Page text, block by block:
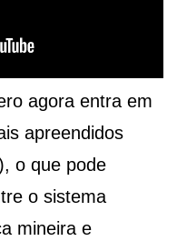
agora entra em
apreendidos
o que pode
o sistema
mineira e